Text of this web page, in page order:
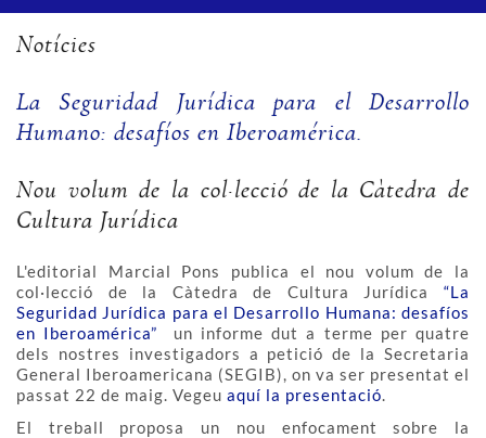
Notícies
La Seguridad Jurídica para el Desarrollo
Humano: desafíos en Iberoamérica.
Nou volum de la col·lecció de la Càtedra de
Cultura Jurídica
L'editorial Marcial Pons publica el nou volum de la
col·lecció de la Càtedra de Cultura Jurídica “La
Seguridad Jurídica para el Desarrollo Humana: desafíos
en Iberoamérica”
un informe dut a terme per quatre
dels nostres investigadors a petició de la Secretaria
General Iberoamericana (SEGIB), on va ser presentat el
passat 22 de maig. Vegeu aquí la presentació.
El treball proposa un nou enfocament sobre la